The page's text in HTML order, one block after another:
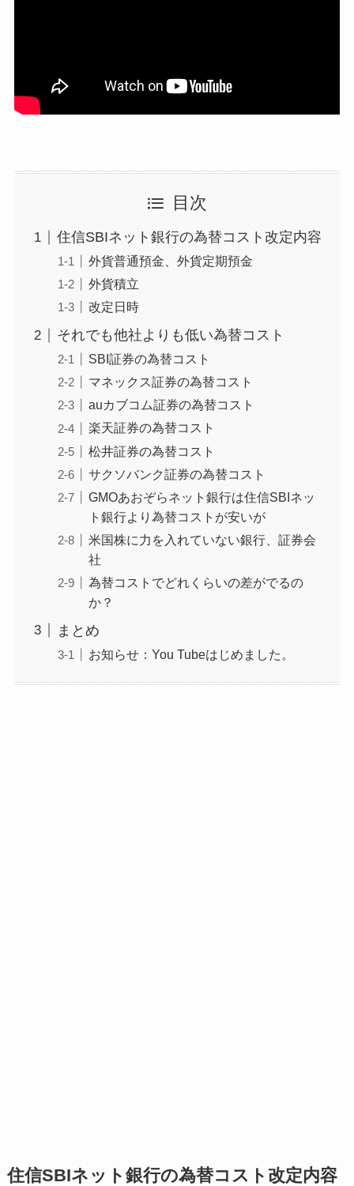
目次
住信SBIネット銀行の為替コスト改定内容
外貨普通預金、外貨定期預金
外貨積立
改定日時
それでも他社よりも低い為替コスト
SBI証券の為替コスト
マネックス証券の為替コスト
auカブコム証券の為替コスト
楽天証券の為替コスト
松井証券の為替コスト
サクソバンク証券の為替コスト
GMOあおぞらネット銀行は住信SBIネッ
ト銀行より為替コストが安いが
米国株に力を入れていない銀行、証券会
社
為替コストでどれくらいの差がでるの
か？
まとめ
お知らせ：You Tubeはじめました。
住信SBIネット銀行の為替コスト改定内容